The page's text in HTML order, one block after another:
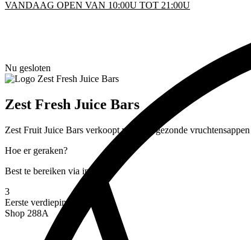
VANDAAG OPEN VAN 10:00U TOT 21:00U
Nu gesloten
Zest Fresh Juice Bars
Zest Fruit Juice Bars verkoopt verse en gezonde
Hoe er geraken?
Best te bereiken via inkom
3
Eerste verdieping
Shop 288A